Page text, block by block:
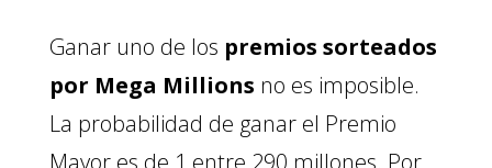
Ganar uno de los premios sorteados
por Mega Millions no es imposible.
La probabilidad de ganar el Premio
Mayor es de 1 entre 290 millones. Por